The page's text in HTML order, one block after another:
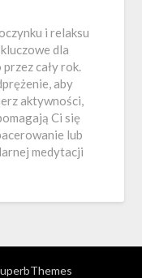
i relaksu
dla
cały rok.
aby
aktywności,
Ci się
lub
medytacji